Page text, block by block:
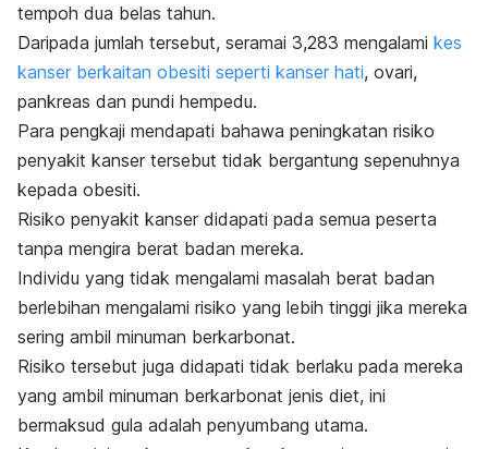
tempoh dua belas tahun.
Daripada jumlah tersebut, seramai 3,283 mengalami kes
kanser berkaitan obesiti seperti kanser hati, ovari,
pankreas dan pundi hempedu.
Para pengkaji mendapati bahawa peningkatan risiko
penyakit kanser tersebut tidak bergantung sepenuhnya
kepada obesiti.
Risiko penyakit kanser didapati pada semua peserta
tanpa mengira berat badan mereka.
Individu yang tidak mengalami masalah berat badan
berlebihan mengalami risiko yang lebih tinggi jika mereka
sering ambil minuman berkarbonat.
Risiko tersebut juga didapati tidak berlaku pada mereka
yang ambil minuman berkarbonat jenis diet, ini
bermaksud gula adalah penyumbang utama.